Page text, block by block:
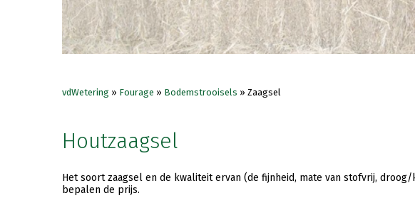
vdWetering » Fourage » Bodemstrooisels » Zaagsel
Houtzaagsel
Het soort zaagsel en de kwaliteit ervan (de fijnheid, mate van stofvrij, droog/
bepalen de prijs.